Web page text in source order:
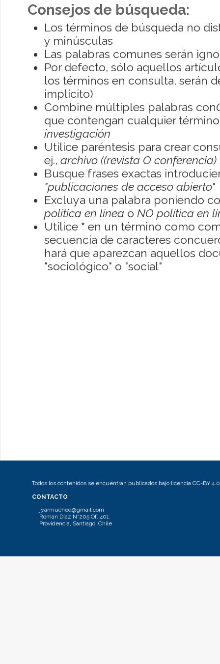
Consejos de búsqueda:
Los términos de búsqueda no
y minúsculas
Las palabras comunes serán
Por defecto, sólo aquellos
los términos en consulta, serán
implícito)
Combine múltiples palabras con
que contengan cualquier
investigación
Utilice paréntesis para crear
ej., archivo ((revista O conferencia)
Busque frases exactas
"publicaciones de acceso abierto"
Excluya una palabra poniendo
política en línea o NO política en
Utilice * en un término como
secuencia de caracteres
hará que aparezcan aquellos
"sociológico" o "social"
Todos los contenidos se encuentran publicados bajo licencia CC-BY 4.0
CONTACTO
jyarmuched@gmail.com
Román Díaz N°205 Of. 401.
Providencia, Santiago, Chile